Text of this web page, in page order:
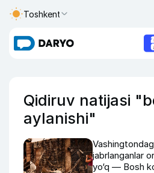
Toshkent
Qidiruv natijasi
aylanishi"
jabrlanganlar
yo‘q — Bosh